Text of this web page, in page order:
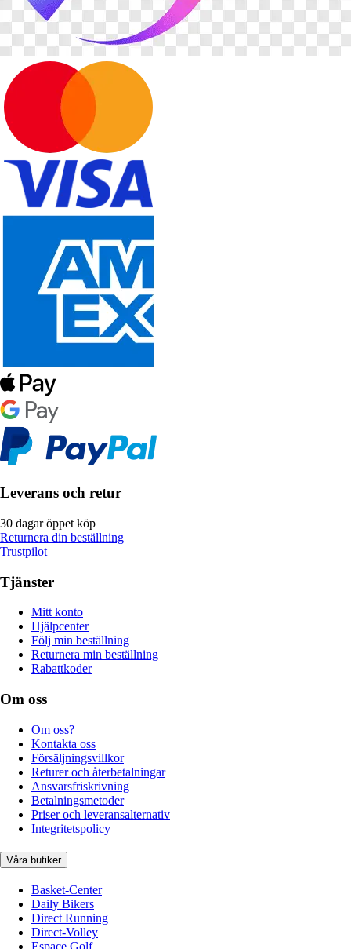
Leverans och retur
30 dagar öppet köp
Returnera din beställning
Trustpilot
Tjänster
Mitt konto
Hjälpcenter
Följ min beställning
Returnera min beställning
Rabattkoder
Om oss
Om oss?
Kontakta oss
Försäljningsvillkor
Returer och återbetalningar
Ansvarsfriskrivning
Betalningsmetoder
Priser och leveransalternativ
Integritetspolicy
Våra butiker
Basket-Center
Daily Bikers
Direct Running
Direct-Volley